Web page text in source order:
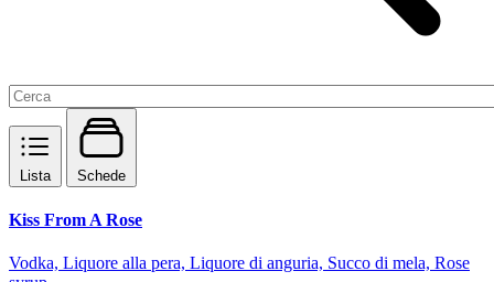
Lista Schede
Kiss From A Rose
Vodka, Liquore alla pera, Liquore di anguria, Succo di mela, Rose